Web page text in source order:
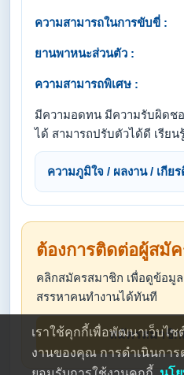
ความสามารถในการขับขี่ :
ยานพาหนะส่วนตัว :
ความสามารถพิเศษ :
มีความอดทน มีความรับผิดช
ได้ สามารถปรับตัวได้ดี เรียน
ความภูมิใจ / ผลงาน / เกีย
ต้องการติดต่อผู้สมั
คลิกสมัครสมาชิก เพื่อดูข้อมู
สรรหาคนทำงานได้ทันที
สมัครสมาชิก
เราใช้คุกกี้เพื่อพัฒนาเว็บไซ
งานของคุณ การดำเนินกา